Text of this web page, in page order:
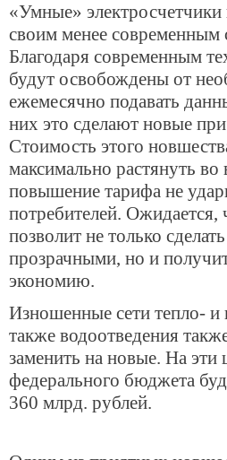
«Умные»
своим менее современным
Благодаря современным
будут освобождены от
ежемесячно подавать
них это сделают новые
Стоимость этого
максимально растянуть
повышение тарифа не
потребителей. Ожидается,
позволит не только
прозрачными, но и
экономию.
Изношенные сети тепло- и
также водоотведения
заменить на новые. На эти
федерального бюджета
360 млрд. рублей.